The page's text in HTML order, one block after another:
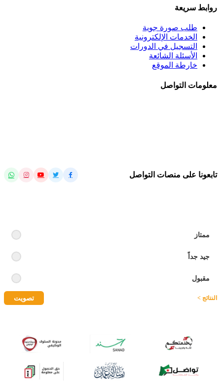
روابط سريعة
طلب صورة جوية
الخدمات الإلكترونية
التسجيل في الدورات
الأسئلة الشائعة
خارطة الموقع
معلومات التواصل
تابعونا على منصات التواصل
ممتاز
جيد جداً
مقبول
تصويت النتائج >